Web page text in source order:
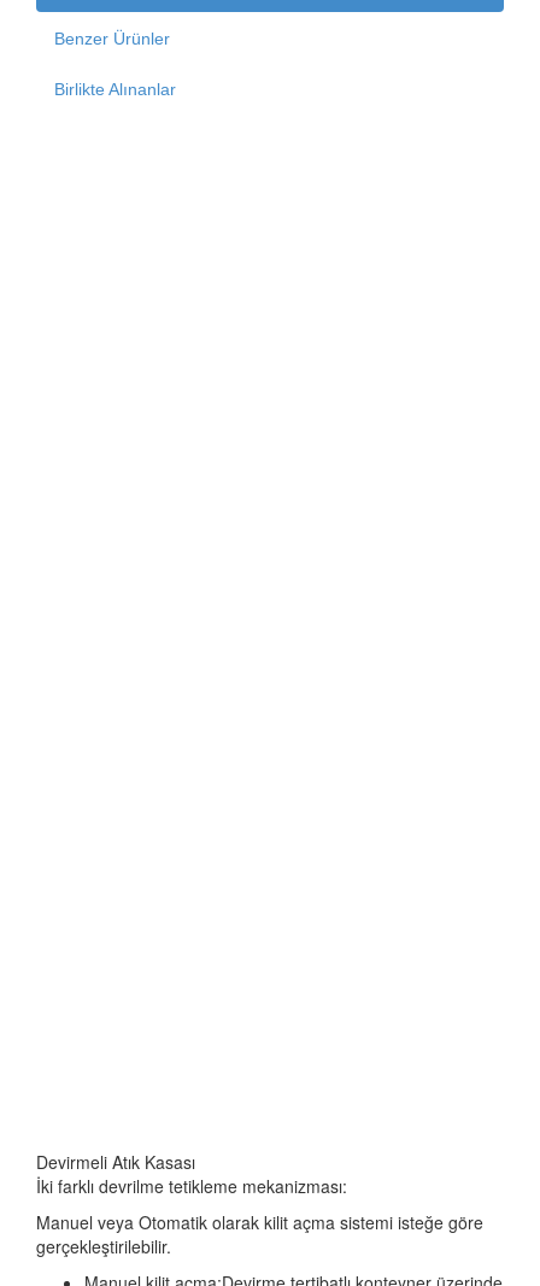
Benzer Ürünler
Birlikte Alınanlar
Devirmeli Atık Kasası
İki farklı devrilme tetikleme mekanizması:
Manuel veya Otomatik olarak kilit açma sistemi isteğe göre
gerçekleştirilebilir.